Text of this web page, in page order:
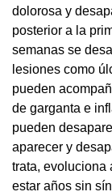
dolorosa y
posterior a la
semanas se
lesiones como
pueden
de garganta e
pueden
aparecer y
trata, evoluciona
estar años sin